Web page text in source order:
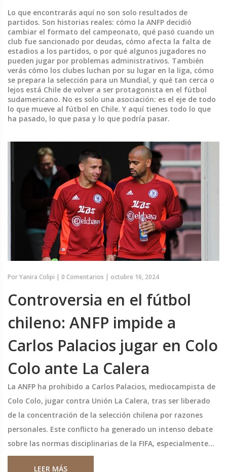
Lo que encontrarás aquí no son solo resultados de
partidos. Son historias reales: cómo la ANFP decidió
cambiar el formato del campeonato, qué pasó cuando un
club fue sancionado por deudas, cómo afecta la falta de
estadios a los partidos, o por qué algunos jugadores no
pueden jugar por problemas administrativos. También
verás cómo los clubes luchan por su lugar en la liga, cómo
se prepara la selección para un Mundial, y qué tan cerca o
lejos está Chile de volver a ser protagonista en el fútbol
sudamericano. No es solo una asociación: es el eje de todo
lo que mueve al fútbol en Chile. Y aquí tienes todo lo que
ha pasado, lo que pasa y lo que podría pasar.
PorYanira Colipi | 0 Comentarios | octubre 16, 2024
Controversia en el fútbol
chileno: ANFP impide a
Carlos Palacios jugar en Colo
Colo ante La Calera
La ANFP ha prohibido a Carlos Palacios, mediocampista de
Colo Colo, jugar contra Unión La Calera, tras ser liberado
de la concentración de la selección chilena por razones
personales. Este conflicto ha generado un intenso debate
sobre las normas disciplinarias de la FIFA, especialmente
porque esta prohibición parece ser una maniobra para
LEER MÁS